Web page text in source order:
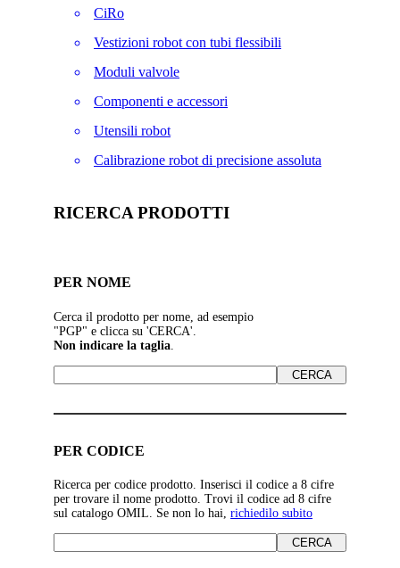
CiRo
Vestizioni robot con tubi flessibili
Moduli valvole
Componenti e accessori
Utensili robot
Calibrazione robot di precisione assoluta
RICERCA PRODOTTI
PER NOME
Cerca il prodotto per nome, ad esempio
"PGP" e clicca su 'CERCA'.
Non indicare la taglia
PER CODICE
Ricerca per codice prodotto. Inserisci il codice a 8 cifre
per trovare il nome prodotto. Trovi il codice ad 8 cifre
sul catalogo OMIL. Se non lo hai, richiedilo subito